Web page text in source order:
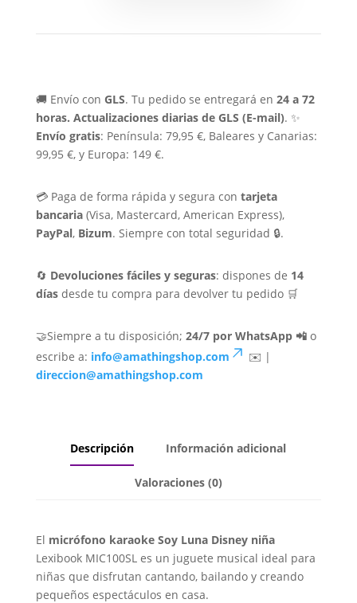
🚚 Envío con GLS. Tu pedido se entregará en 24 a 72
horas. Actualizaciones diarias de GLS (E-mail). ✨
Envío gratis: Península: 79,95 €, Baleares y Canarias:
99,95 €, y Europa: 149 €.
💳 Paga de forma rápida y segura con tarjeta
bancaria(Visa, Mastercard, American Express),
PayPal, Bizum. Siempre con total seguridad 🔒.
🔄 Devoluciones fáciles y seguras: dispones de 14
díasdesde tu compra para devolver tu pedido 🛒
🤝Siempre a tu disposición; 24/7 por WhatsApp 📲o
escribe a: info@amathingshop.com
✉️ |
direccion@amathingshop.com
Descripción Información adicional
Valoraciones (0)
El micrófono karaoke Soy Luna Disney niña
Lexibook MIC100SL es un juguete musical ideal para
niñas que disfrutan cantando, bailando y creando
pequeños espectáculos en casa.